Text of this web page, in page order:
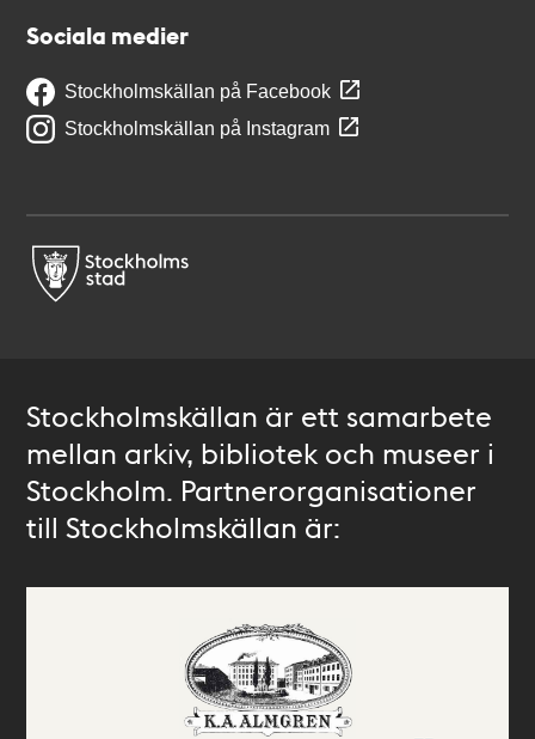
Sociala medier
Stockholmskällan på Facebook
Stockholmskällan på Instagram
Stockholmskällan är ett samarbete
mellan arkiv, bibliotek och museer i
Stockholm. Partnerorganisationer
till Stockholmskällan är: